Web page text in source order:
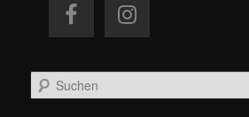
u